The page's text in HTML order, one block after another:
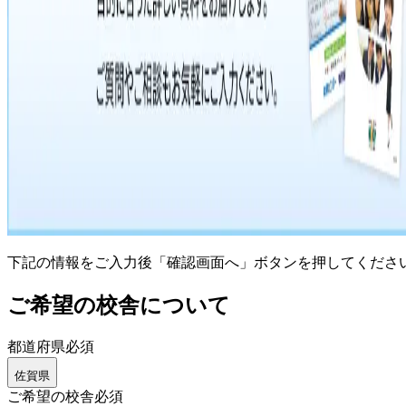
下記の情報をご入力後「確認画面へ」ボタンを押してくださ
ご希望の校舎について
都道府県必須
佐賀県
ご希望の校舎必須